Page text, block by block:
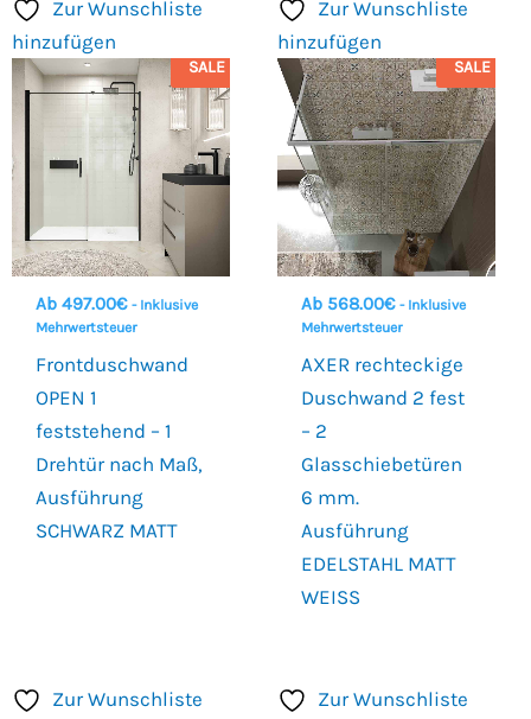
Zur Wunschliste
hinzufügen
SALE
Ab 497.00€ - Inklusive
Mehrwertsteuer
Frontduschwand
OPEN 1
feststehend – 1
Drehtür nach Maß,
Ausführung
SCHWARZ MATT
Zur Wunschliste
hinzufügen
SALE
Ab 568.00€ - Inklusive
Mehrwertsteuer
AXER rechteckige
Duschwand 2 fest
– 2
Glasschiebetüren
6 mm.
Ausführung
EDELSTAHL MATT
WEISS
Zur Wunschliste
Zur Wunschliste